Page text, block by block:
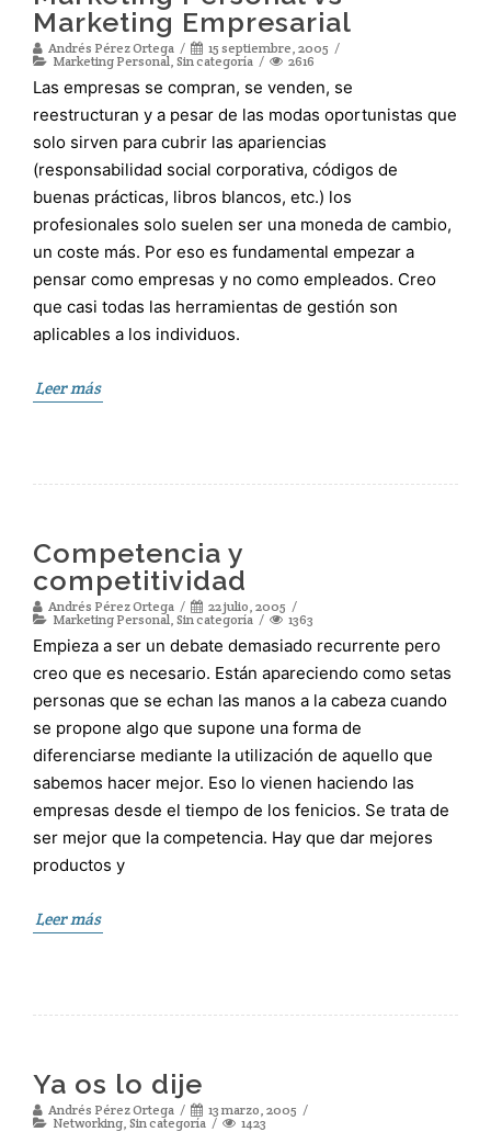
Marketing Empresarial
Andrés Pérez Ortega
15 septiembre, 2005
Marketing Personal, Sin categoría 2616
Las empresas se compran, se venden, se
reestructuran y a pesar de las modas oportunistas que
solo sirven para cubrir las apariencias
(responsabilidad social corporativa, códigos de
buenas prácticas, libros blancos, etc.) los
profesionales solo suelen ser una moneda de cambio,
un coste más. Por eso es fundamental empezar a
pensar como empresas y no como empleados. Creo
que casi todas las herramientas de gestión son
aplicables a los individuos.
Leer más
Competencia y
competitividad
Andrés Pérez Ortega
22 julio, 2005
Marketing Personal, Sin categoría 1363
Empieza a ser un debate demasiado recurrente pero
creo que es necesario. Están apareciendo como setas
personas que se echan las manos a la cabeza cuando
se propone algo que supone una forma de
diferenciarse mediante la utilización de aquello que
sabemos hacer mejor. Eso lo vienen haciendo las
empresas desde el tiempo de los fenicios. Se trata de
ser mejor que la competencia. Hay que dar mejores
productos y
Leer más
Ya os lo dije
Andrés Pérez Ortega
13 marzo, 2005
Networking, Sin categoría 1423